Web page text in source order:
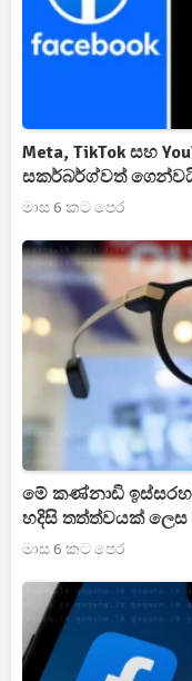
Meta, TikTok සහ
සකර්බර්ග්වත්
මාස 6 කට පෙර
මේ කණ්නාඩි
හදිසි තත්ත්වයක්
මාස 6 කට පෙර